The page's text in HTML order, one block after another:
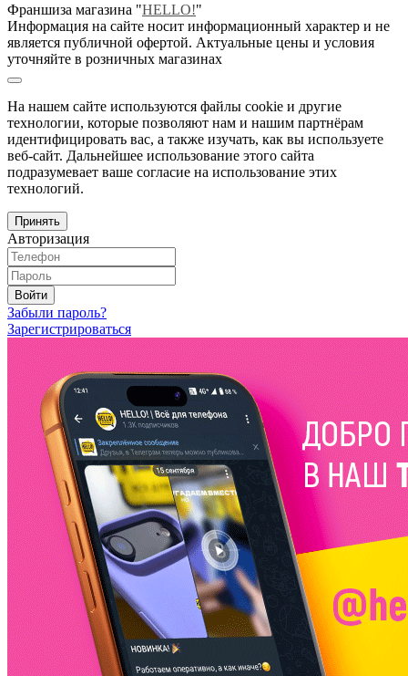
Франшиза магазина "HELLO!"
Информация на сайте носит информационный характер и не
является публичной офертой. Актуальные цены и условия
уточняйте в розничных магазинах
На нашем сайте используются файлы cookie и другие
технологии, которые позволяют нам и нашим партнёрам
идентифицировать вас, а также изучать, как вы используете
веб-сайт. Дальнейшее использование этого сайта
подразумевает ваше согласие на использование этих
технологий.
Принять
Авторизация
Войти
Забыли пароль?
Зарегистрироваться